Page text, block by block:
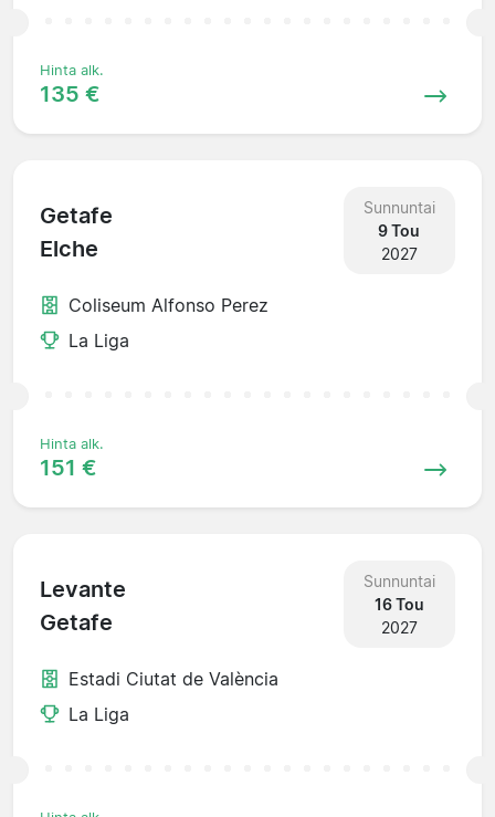
Hinta alk.
135 €
Getafe
Elche
Sunnuntai
9 Tou
2027
Coliseum Alfonso Perez
La Liga
Hinta alk.
151 €
Levante
Getafe
Sunnuntai
16 Tou
2027
Estadi Ciutat de València
La Liga